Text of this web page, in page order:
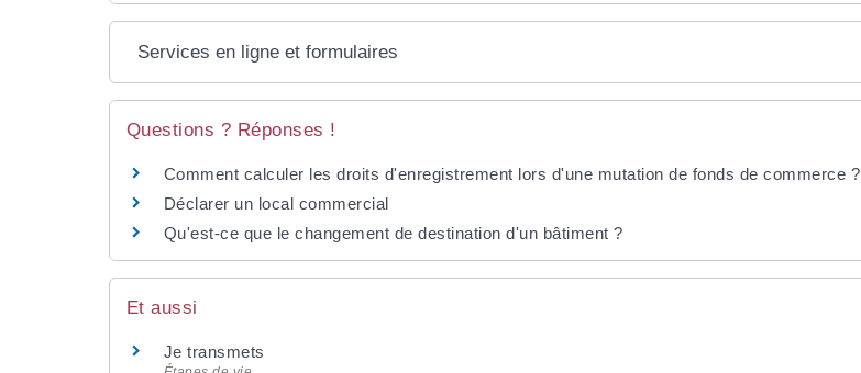
Services en ligne et formulaires
Questions ? Réponses !
Comment calculer les droits d'enregistrement lors d'une mutation de fonds de commerce ?
Déclarer un local commercial
Qu'est-ce que le changement de destination d'un bâtiment ?
Et aussi
Je transmets